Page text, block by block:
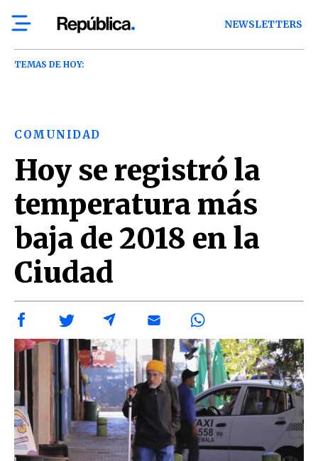
NEWSLETTERS
TEMAS DE HOY:
COMUNIDAD
Hoy se registró la
temperatura más
baja de 2018 en la
Ciudad